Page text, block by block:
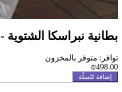
بطانية نبراسكا الشتوية - Copy 0
توافر: متوفر بالمخزون
₪498.00
إضافة للسلّة